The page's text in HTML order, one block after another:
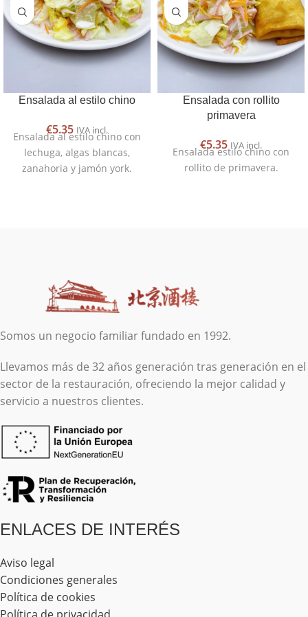
Ensalada al estilo chino
€5.35 IVA incl.
Ensalada al estilo chino con
lechuga, algas blancas,
zanahoria y jamón york.
Ensalada con rollito
primavera
€5.35 IVA incl.
Ensalada estilo chino con
rollito de primavera.
Somos un negocio familiar fundado en 1992.
Llevamos más de 32 años generación tras generación en el
sector de la restauración, ofreciendo la mejor calidad y
servicio a nuestros clientes.
ENLACES DE INTERÉS
Aviso legal
Condiciones generales
Política de cookies